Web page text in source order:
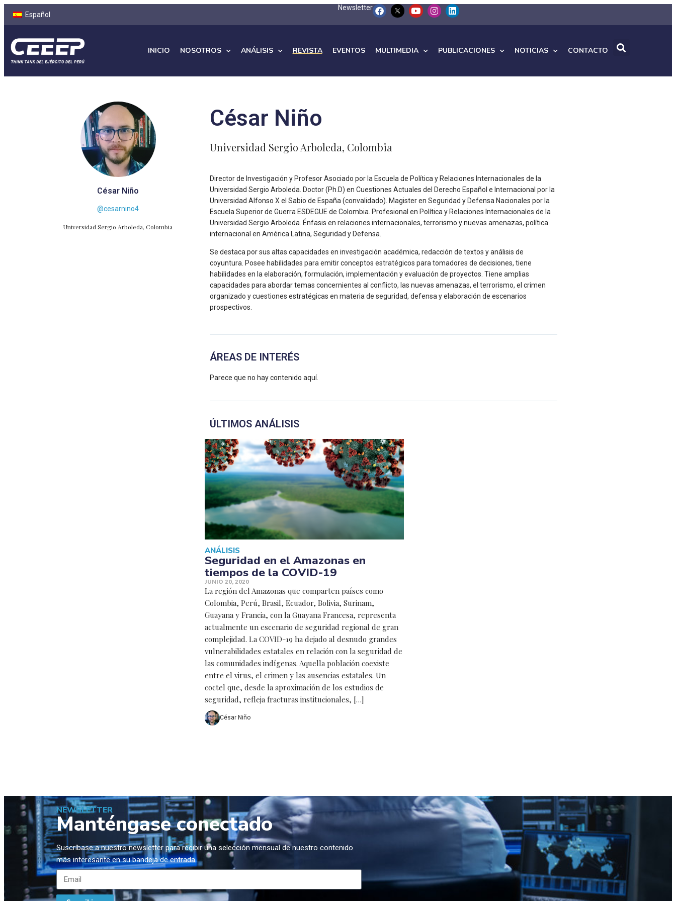
Español
Newsletter
INICIO NOSOTROS ANÁLISIS REVISTA EVENTOS MULTIMEDIA PUBLICACIONES NOTICIAS CONTACTO
César Niño
@cesarnino4
Universidad Sergio Arboleda, Colombia
César Niño
Universidad Sergio Arboleda, Colombia
Director de Investigación y Profesor Asociado por la Escuela de Política y Relaciones Internacionales de la
Universidad Sergio Arboleda. Doctor (Ph.D) en Cuestiones Actuales del Derecho Español e Internacional por la
Universidad Alfonso X el Sabio de España (convalidado). Magister en Seguridad y Defensa Nacionales por la
Escuela Superior de Guerra ESDEGUE de Colombia. Profesional en Política y Relaciones Internacionales de la
Universidad Sergio Arboleda. Énfasis en relaciones internacionales, terrorismo y nuevas amenazas, política
internacional en América Latina, Seguridad y Defensa.
Se destaca por sus altas capacidades en investigación académica, redacción de textos y análisis de
coyuntura. Posee habilidades para emitir conceptos estratégicos para tomadores de decisiones, tiene
habilidades en la elaboración, formulación, implementación y evaluación de proyectos. Tiene amplias
capacidades para abordar temas concernientes al conflicto, las nuevas amenazas, el terrorismo, el crimen
organizado y cuestiones estratégicas en materia de seguridad, defensa y elaboración de escenarios
prospectivos.
ÁREAS DE INTERÉS
Parece que no hay contenido aquí.
ÚLTIMOS ANÁLISIS
ANÁLISIS
Seguridad en el Amazonas en
tiempos de la COVID-19
JUNIO 20, 2020
La región del Amazonas que comparten países como
Colombia, Perú, Brasil, Ecuador, Bolivia, Surinam,
Guayana y Francia, con la Guayana Francesa, representa
actualmente un escenario de seguridad regional de gran
complejidad. La COVID-19 ha dejado al desnudo grandes
vulnerabilidades estatales en relación con la seguridad de
las comunidades indígenas. Aquella población coexiste
entre el virus, el crimen y las ausencias estatales. Un
coctel que, desde la aproximación de los estudios de
seguridad, refleja fracturas institucionales, […]
César Niño
NEWSLETTER
Manténgase conectado
Suscríbase a nuestro newsletter para recibir una selección mensual de nuestro contenido
más interesante en su bandeja de entrada.